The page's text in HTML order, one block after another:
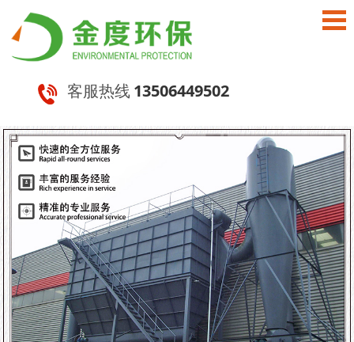
客服热线 13506449502